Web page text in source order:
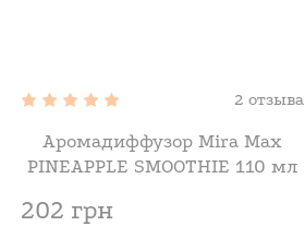
2 отзыва
Аромадиффузор Mira Max
PINEAPPLE SMOOTHIE 110 мл
202 грн